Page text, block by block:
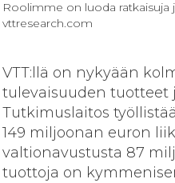
Roolimme on luoda ratkaisuja
vttresearch.com
VTT:llä on nykyään
tulevaisuuden tuotteet
Tutkimuslaitos
149 miljoonan euron
valtionavustusta 87
tuottoja on